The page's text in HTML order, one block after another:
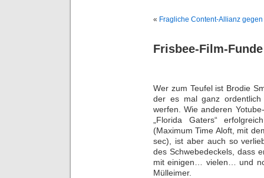
« Fragliche Content-Allianz
Frisbee-Film-
Wer zum Teufel ist Brodie
der es mal ganz
werfen. Wie anderen
„Florida Gaters“
(Maximum Time Aloft, mit
sec), ist aber auch so
des Schwebedeckels, dass
mit einigen… vielen… und
Mülleimer.